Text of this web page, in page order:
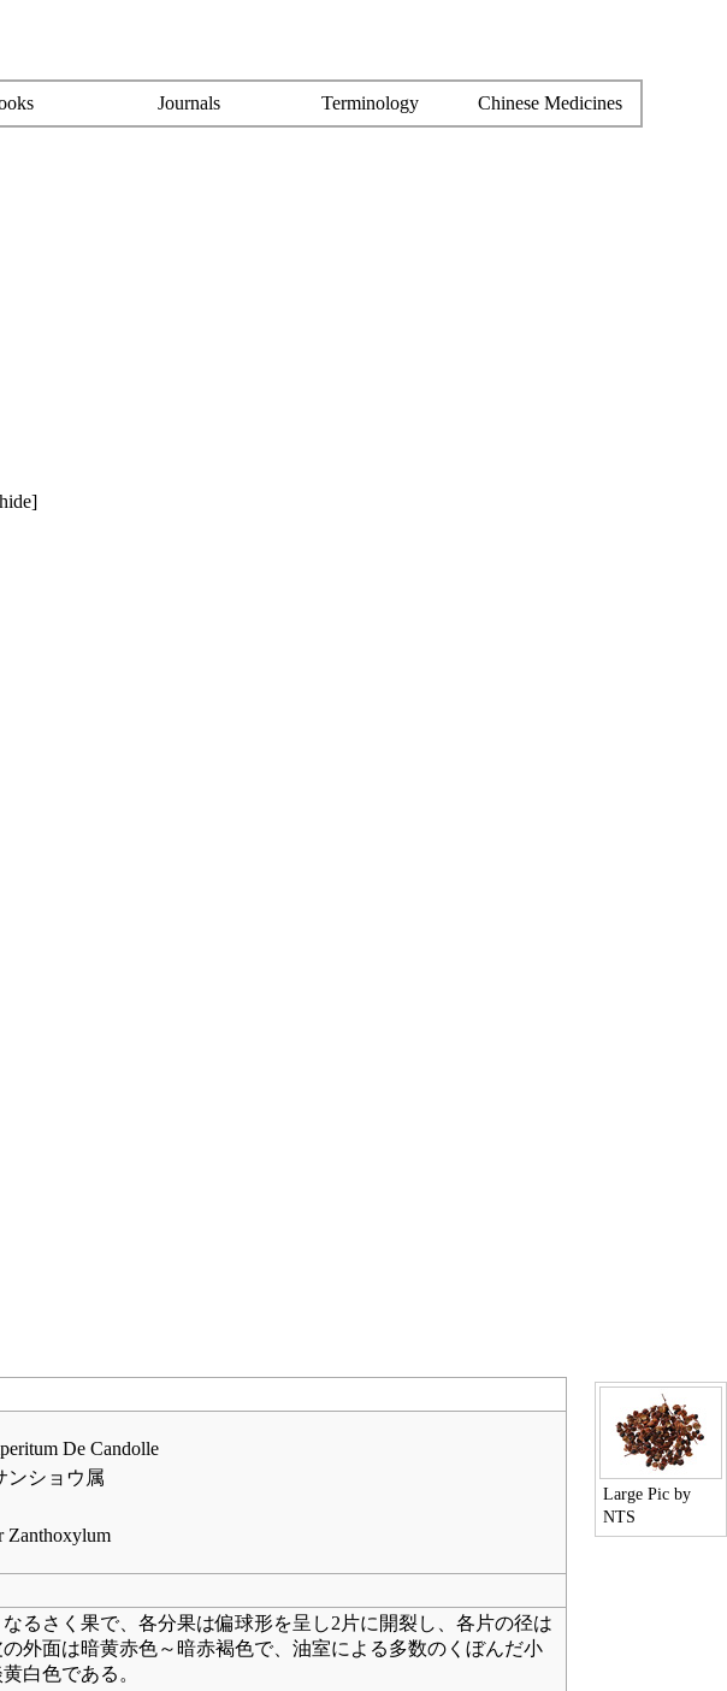
Journals Terminology Chinese Medicines
hide]
Large Pic by
NTS
De Candolle
ショウ属
Zanthoxylum
るさく果で、各分果は偏球形を呈し2片に開裂し、各片の径は
外面は暗黄赤色～暗赤褐色で、油室による多数のくぼんだ小
白色である。